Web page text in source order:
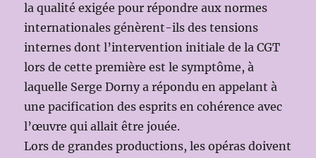
la qualité exigée pour répondre aux normes
internationales génèrent-ils des tensions
internes dont l’intervention initiale de la CGT
lors de cette première est le symptôme, à
laquelle Serge Dorny a répondu en appelant à
une pacification des esprits en cohérence avec
l’œuvre qui allait être jouée.
Lors de grandes productions, les opéras doivent